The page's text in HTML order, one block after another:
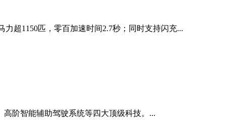
超1150匹，零百加速时间2.7秒；同时支持闪充...
阶智能辅助驾驶系统等四大顶级科技。...